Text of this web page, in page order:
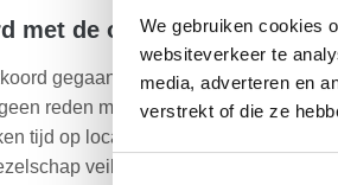
We gebruiken cookies
websiteverkeer te
media, adverteren en
verstrekt of die ze
met de offerte? Wij doen
gegaan met de offerte? Dan
reden meer om te stressen. Wij
tijd op locatie in Schoonhaven en
veilig van A naar B. Wij